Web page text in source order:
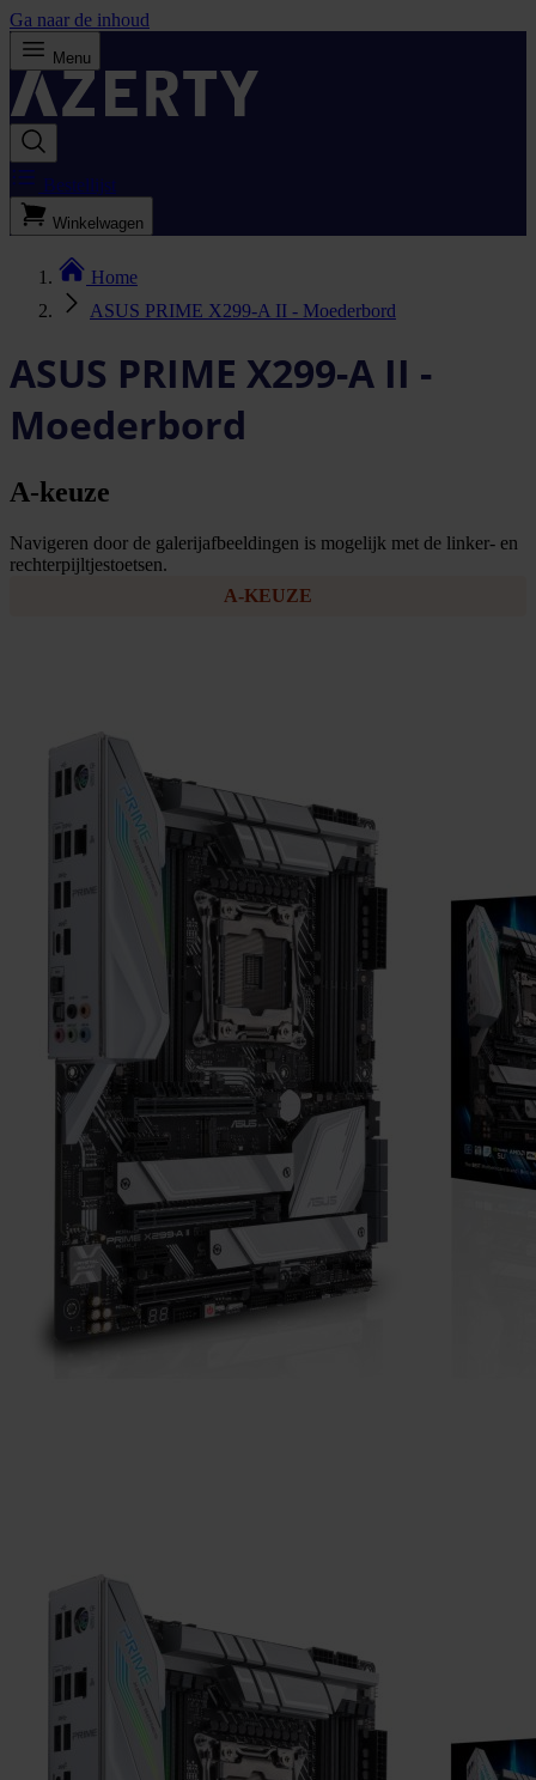
Ga naar de inhoud
Menu
Bestellijst
Winkelwagen
Home
ASUS PRIME X299-A II - Moederbord
ASUS PRIME X299-A II -
Moederbord
A-keuze
Navigeren door de galerijafbeeldingen is mogelijk met de linker- en
rechterpijltjestoetsen.
A-KEUZE